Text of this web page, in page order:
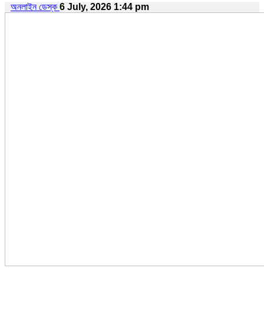
অনলাইন ডেস্ক 6 July, 2026 1:44 pm